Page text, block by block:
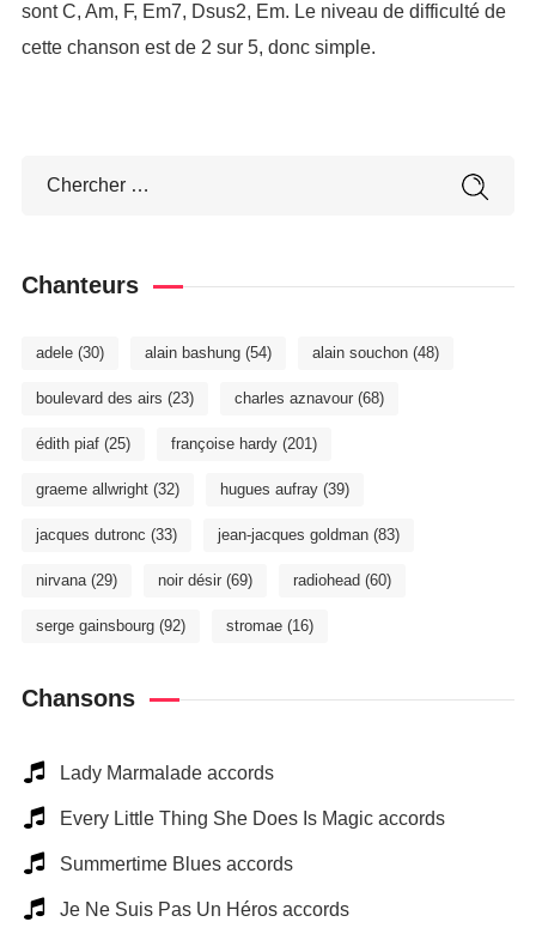
sont C, Am, F, Em7, Dsus2, Em. Le niveau de difficulté de
cette chanson est de 2 sur 5, donc simple.
Chanteurs
adele(30) alain bashung(54) alain souchon(48)
boulevard des airs (23) charles aznavour(68)
édith piaf(25) françoise hardy(201)
graeme allwright(32) hugues aufray(39)
jacques dutronc (33) jean-jacques goldman(83)
nirvana(29) noir désir(69) radiohead (60)
serge gainsbourg(92) stromae(16)
Chansons
Lady Marmalade accords
Every Little Thing She Does Is Magic accords
Summertime Blues accords
Je Ne Suis Pas Un Héros accords